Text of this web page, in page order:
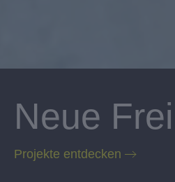
Neue
Projekte entdecken